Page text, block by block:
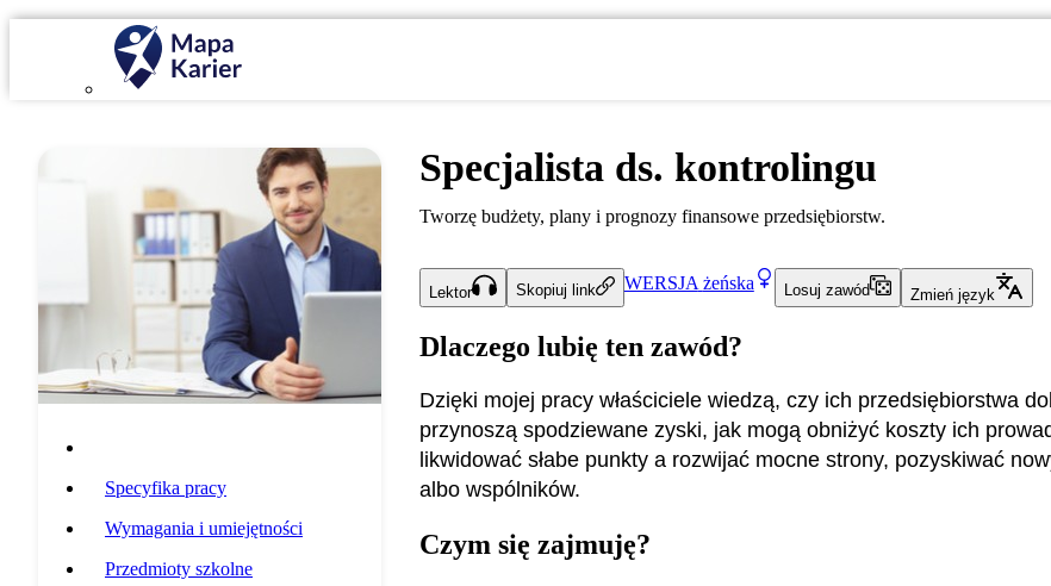
Specyfika pracy
Wymagania i umiejętności
Przedmioty szkolne
Specjalista ds. kontrolingu
Tworzę budżety, plany i prognozy finansowe przedsiębiorstw.
Lektor Skopiuj link WERSJA żeńska Losuj zawód Zmień język
Dlaczego lubię ten zawód?
Dzięki mojej pracy właściciele wiedzą, czy ich przedsiębiorstwa
przynoszą spodziewane zyski, jak mogą obniżyć koszty ich
likwidować słabe punkty a rozwijać mocne strony, pozyskiwać
albo wspólników.
Czym się zajmuję?